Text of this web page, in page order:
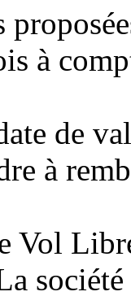
à
de
à
Vol
société